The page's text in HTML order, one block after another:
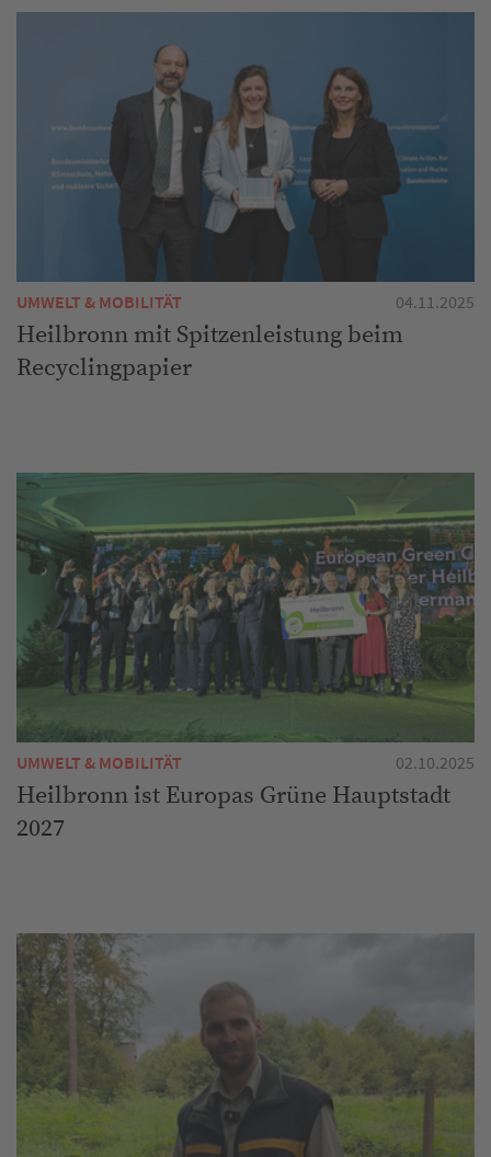
UMWELT & MOBILITÄT 04.11.2025
Heilbronn mit Spitzenleistung beim
Recyclingpapier
UMWELT & MOBILITÄT 02.10.2025
Heilbronn ist Europas Grüne Hauptstadt
2027